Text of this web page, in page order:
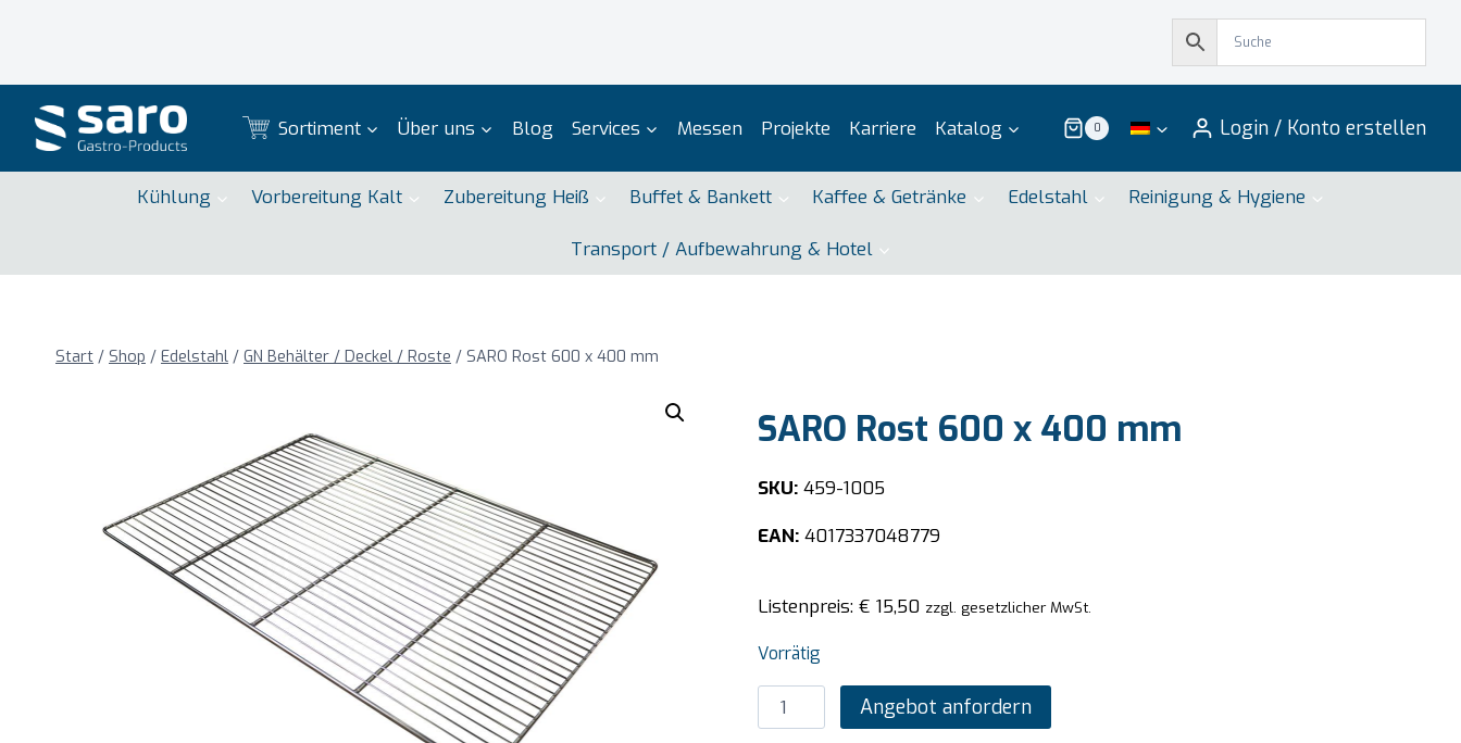
Sortiment Über uns Blog Services Messen Projekte Karriere Katalog 0 Login / Konto erstellen
Kühlung Vorbereitung Kalt Zubereitung Heiß Buffet & Bankett Kaffee & Getränke Edelstahl Reinigung & Hygiene
Transport / Aufbewahrung & Hotel
Start / Shop / Edelstahl / GN Behälter / Deckel / Roste / SARO Rost 600 x 400 mm
SARO Rost 600 x 400 mm
SKU:459-1005
EAN:4017337048779
Listenpreis: €15,50 zzgl. gesetzlicher MwSt.
Vorrätig
SARO
Rost
Angebot anfordern